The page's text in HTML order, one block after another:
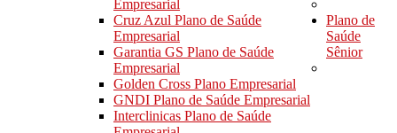
Empresarial
Cruz Azul Plano de Saúde
Empresarial
Garantia GS Plano de Saúde
Empresarial
Golden Cross Plano Empresarial
GNDI Plano de Saúde Empresarial
Interclinicas Plano de Saúde
Plano de
Saúde
Sênior